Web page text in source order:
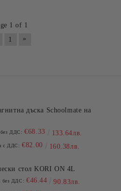
1 of 1
1 »
дъска Schoolmate на
без ДДС: €68.33 133.64лв.
с ДДС: €82.00 160.38лв.
стол KORI ON 4L
без ДДС: €46.44 90.83лв.